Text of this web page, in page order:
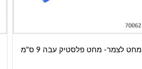
מחט לצמר- מחט פלסטיק עבה 9 ס"מ